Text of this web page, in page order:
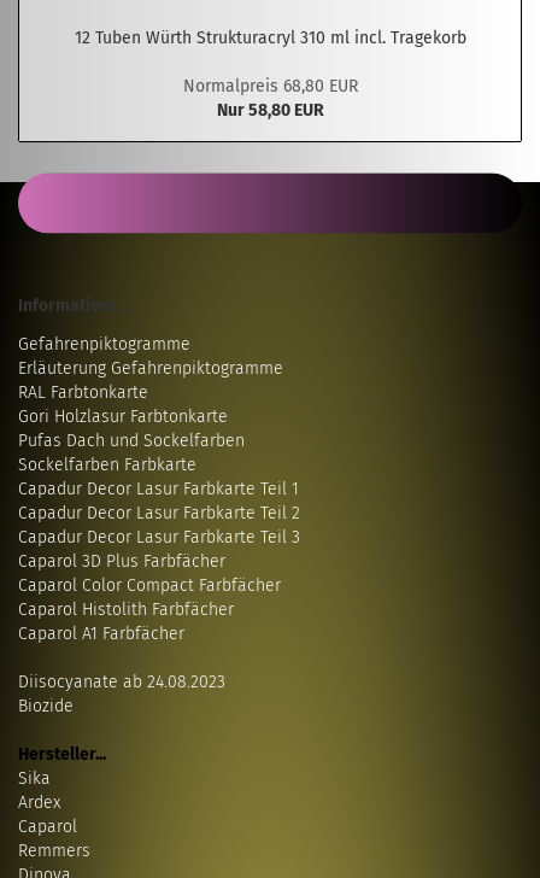
12 Tuben Würth Strukturacryl 310 ml incl. Tragekorb
Normalpreis 68,80 EUR
Nur 58,80 EUR
Informatives...
Gefahrenpiktogramme
Erläuterung Gefahrenpiktogramme
RAL Farbtonkarte
Gori Holzlasur Farbtonkarte
Pufas Dach und Sockelfarben
Sockelfarben Farbkarte
Capadur Decor Lasur Farbkarte Teil 1
Capadur Decor Lasur Farbkarte Teil 2
Capadur Decor Lasur Farbkarte Teil 3
Caparol 3D Plus Farbfächer
Caparol Color Compact Farbfächer
Caparol Histolith Farbfächer
Caparol A1 Farbfächer
Diisocyanate ab 24.08.2023
Biozide
Hersteller...
Sika
Ardex
Caparol
Remmers